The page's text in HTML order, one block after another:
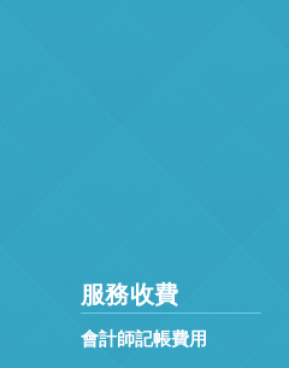
服務收費
會計師記帳費用